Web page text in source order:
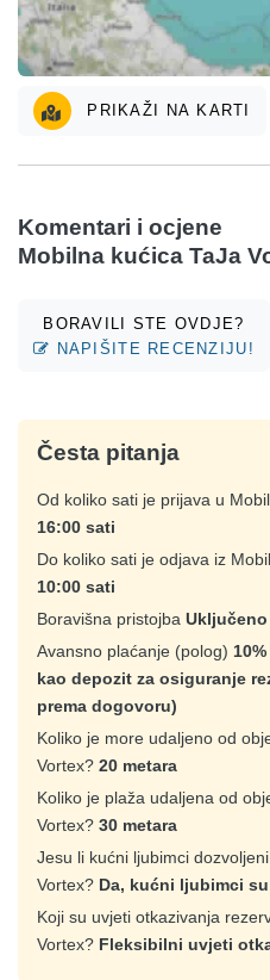
PRIKAŽI NA KARTI
Komentari i ocjene
Mobilna kućica TaJa
BORAVILI STE OVDJE?
NAPIŠITE RECENZIJU!
Česta pitanja
Od koliko sati je prijava u
16:00 sati
Do koliko sati je odjava iz
10:00 sati
Boravišna pristojba
Avansno plaćanje (polog)
kao depozit za osiguranje
prema dogovoru)
Koliko je more udaljeno od
Vortex? 20 metara
Koliko je plaža udaljena od
Vortex? 30 metara
Jesu li kućni ljubimci
Vortex? Da, kućni ljubimci
Koji su uvjeti otkazivanja
Vortex? Fleksibilni uvjeti